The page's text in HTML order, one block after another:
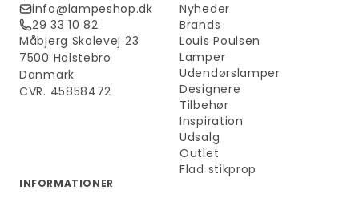
info@lampeshop.dk
29 33 10 82
Måbjerg Skolevej 23
7500 Holstebro
Danmark
CVR. 45858472
Nyheder
Brands
Louis Poulsen
Lamper
Udendørslamper
Designere
Tilbehør
Inspiration
Udsalg
Outlet
Flad stikprop
INFORMATIONER